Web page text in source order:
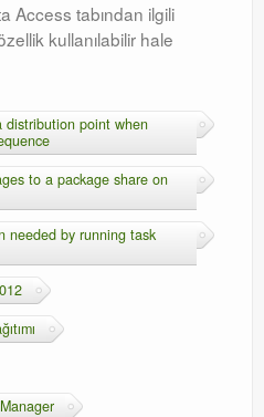
Access tabından ilgili
kullanılabilir hale
distribution point when
to a package share on
needed by running task